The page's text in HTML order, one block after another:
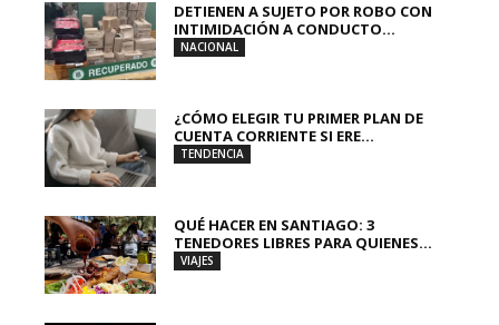
DETIENEN A SUJETO POR ROBO CON
INTIMIDACIÓN A CONDUCTO...
NACIONAL
¿CÓMO ELEGIR TU PRIMER PLAN DE
CUENTA CORRIENTE SI ERE...
TENDENCIA
QUÉ HACER EN SANTIAGO: 3
TENEDORES LIBRES PARA QUIENES...
VIAJES